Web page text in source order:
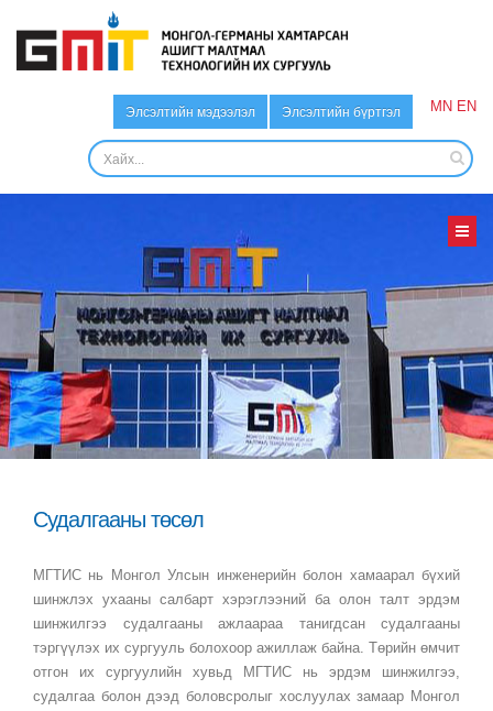
Элсэлтийн мэдээлэл Элсэлтийн бүртгэл MN EN
Судалгааны төсөл
МГТИС нь Монгол Улсын инженерийн болон хамаарал бүхий
шинжлэх ухааны салбарт хэрэглээний ба олон талт эрдэм
шинжилгээ судалгааны ажлаараа танигдсан судалгааны
тэргүүлэх их сургууль болохоор ажиллаж байна. Төрийн өмчит
отгон их сургуулийн хувьд МГТИС нь эрдэм шинжилгээ,
судалгаа болон дээд боловсролыг хослуулах замаар Монгол